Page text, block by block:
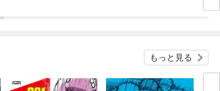
もっと見る